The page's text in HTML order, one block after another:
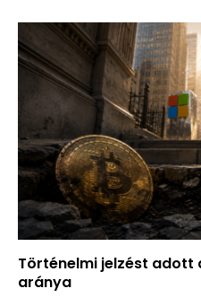
Történelmi jelzést adott
aránya